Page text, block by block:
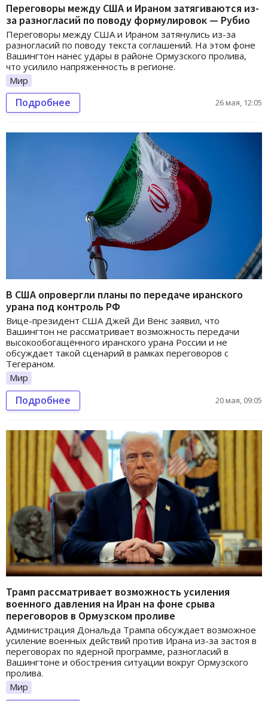
Переговоры между США и Ираном затягиваются из-
за разногласий по поводу формулировок — Рубио
Переговоры между США и Ираном затянулись из-за
разногласий по поводу текста соглашений. На этом фоне
Вашингтон нанес удары в районе Ормузского пролива,
что усилило напряженность в регионе.
Мир
Подробнее 26 мая, 12:05
В США опровергли планы по передаче иранского
урана под контроль РФ
Вице-президент США Джей Ди Венс заявил, что
Вашингтон не рассматривает возможность передачи
высокообогащённого иранского урана России и не
обсуждает такой сценарий в рамках переговоров с
Тегераном.
Мир
Подробнее 20 мая, 09:05
Трамп рассматривает возможность усиления
военного давления на Иран на фоне срыва
переговоров в Ормузском проливе
Администрация Дональда Трампа обсуждает возможное
усиление военных действий против Ирана из-за застоя в
переговорах по ядерной программе, разногласий в
Вашингтоне и обострения ситуации вокруг Ормузского
пролива.
Мир